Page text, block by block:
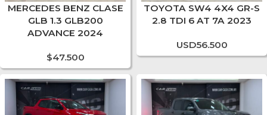
MERCEDES BENZ CLASE
GLB 1.3 GLB200
ADVANCE 2024
$47.500
TOYOTA SW4 4X4 GR-S
2.8 TDI 6 AT 7A 2023
USD56.500